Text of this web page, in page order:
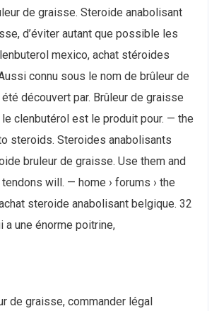
de graisse. Steroide anabolisant
d’éviter autant que possible les
mexico, achat stéroides
connu sous le nom de brûleur de
découvert par. Brûleur de graisse
clenbutérol est le produit pour. — the
steroids. Steroides anabolisants
bruleur de graisse. Use them and
will. — home › forums › the
steroide anabolisant belgique. 32
a une énorme poitrine,
de graisse, commander légal